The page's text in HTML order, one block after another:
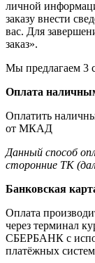
личной
заказу внести
вас. Для
заказ».
Мы предлагаем 3
Оплата
Оплатить
от МКАД
Данный способ
сторонние ТК
Банковская
Оплата
через терминал
СБЕРБАНК с
платёжных